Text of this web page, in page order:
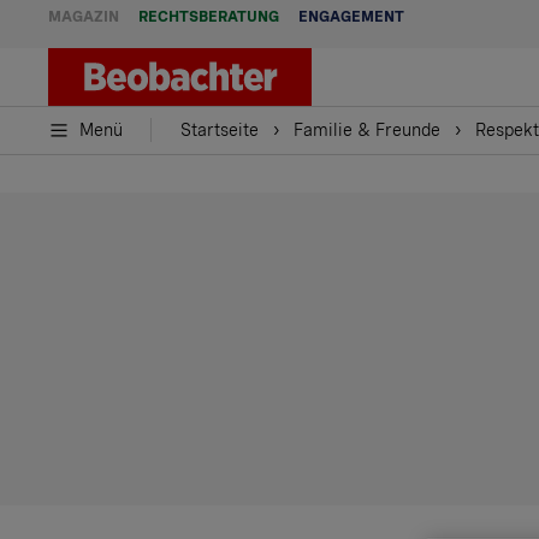
MAGAZIN RECHTSBERATUNG ENGAGEMENT
Menü Startseite Familie & Freunde